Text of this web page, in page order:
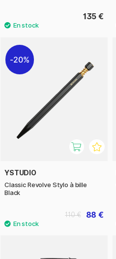
135 €
20%
YSTUDIO
Classic Revolve Stylo à bille
Black
88 €
110 €